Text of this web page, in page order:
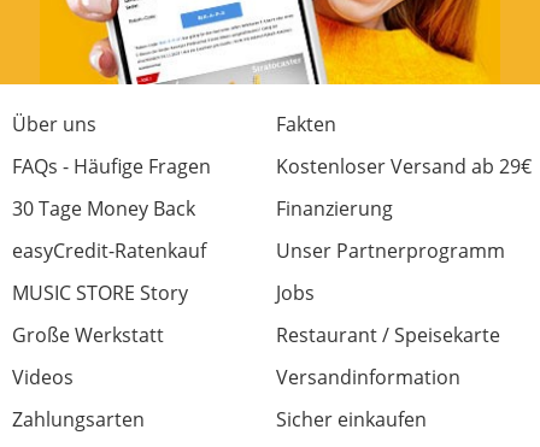
auch die Möglichkeiten sind für diesen Preis
wirklich attraktiv. Zu diesem Modul habe ich
mir noch ein Dixie II+ bestellt. Damit sollte
das System ausreichend Sound machen!
Features
Bedienung
0 von 0 fanden diese Rezension hilfreich
War diese Rezension hilfreich?
Über uns
Fakten
FAQs - Häufige Fragen
Kostenloser Versand ab 29€
30 Tage Money Back
Finanzierung
easyCredit-Ratenkauf
Unser Partnerprogramm
MUSIC STORE Story
Jobs
Große Werkstatt
Restaurant / Speisekarte
Videos
Versandinformation
Zahlungsarten
Sicher einkaufen